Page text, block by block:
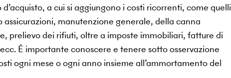
a cui si aggiungono i costi ricorrenti, come quelli
assicurazioni, manutenzione generale, della canna
prelievo dei rifiuti, oltre a imposte immobiliari, fatture di
È importante conoscere e tenere sotto osservazione
ogni mese o ogni anno insieme all’ammortamento del